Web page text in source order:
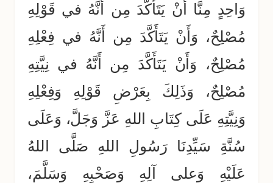
وَاحِدٍ مِنَّا أَنْ يَتَأَكَّدَ مِن أَنَّهُ في قَوْلِهِ
مُصْلِحٌ، وَأَنْ يَتَأَكَّدَ مِن أَنَّهُ في فِعْلِهِ
مُصْلِحٌ، وَأَنْ يَتَأَكَّدَ مِن أَنَّهُ في نِيَّتِهِ
مُصْلِحٌ، وَذَلِكَ بِعَرْضِ قَوْلِهِ وَفِعْلِهِ
وَنِيَّتِهِ عَلَى كِتَابِ اللهِ عَزَّ وَجَلَّ، وَعَلَى
سُنَّةِ سَيِّدِنَا رَسُولِ اللهِ صَلَّى اللهُ
عَلَيْهِ وَعلى آلِهِ وَصَحْبِهِ وَسَلَّمَ،